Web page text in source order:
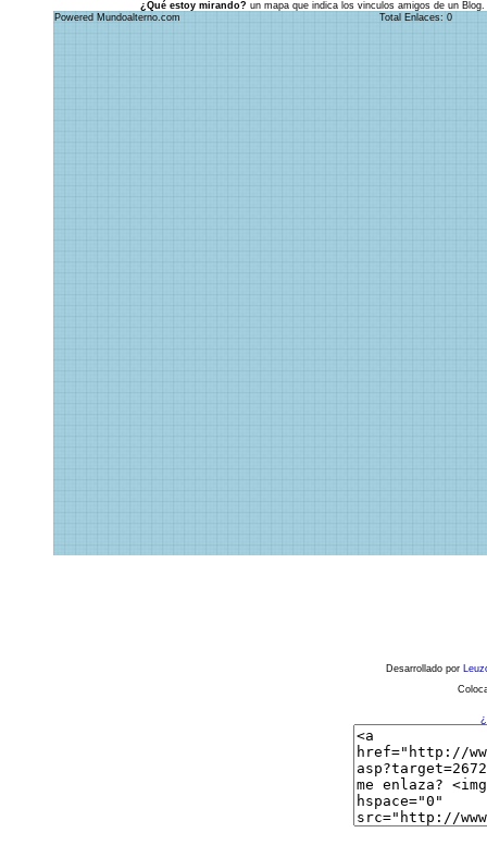
¿Qué estoy mirando? un mapa que indica los vinculos amigos de un
Powered Mundoalterno.com
Total Enlaces: 0
Desarrollado por